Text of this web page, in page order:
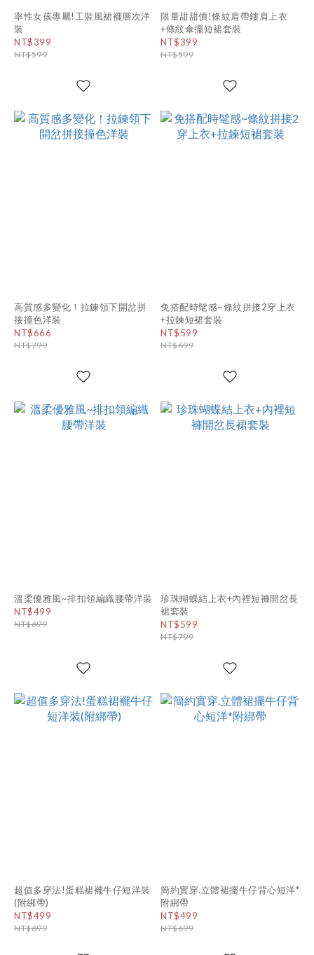
率性女孩專屬!工裝風裙襬層次洋
裝
NT$399
NT$599
限量甜甜價!條紋肩帶鏤肩上衣
+條紋傘擺短裙套裝
NT$399
NT$599
高質感多變化！拉鍊領下開岔拼
接撞色洋裝
NT$666
NT$799
免搭配時髦感~條紋拼接2穿上衣
+拉鍊短裙套裝
NT$599
NT$699
溫柔優雅風~排扣領編織腰帶洋裝
NT$499
NT$699
珍珠蝴蝶結上衣+內裡短褲開岔長
裙套裝
NT$599
NT$799
超值多穿法!蛋糕裙襬牛仔短洋裝
(附綁帶)
NT$499
NT$699
簡約實穿.立體裙擺牛仔背心短洋*
附綁帶
NT$499
NT$699